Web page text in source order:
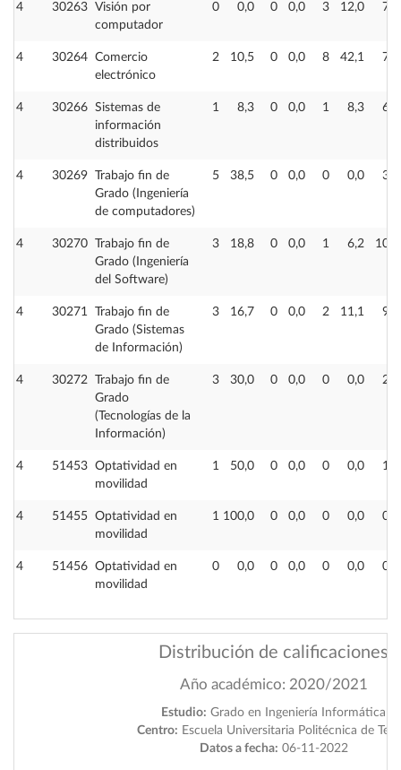
4 30263 Visión por
computador
0 0,0 0 0,0 3 12,0 7
4 30264 Comercio
electrónico
2 10,5 0 0,0 8 42,1 7
4 30266 Sistemas de
información
distribuidos
1 8,3 0 0,0 1 8,3 6
4 30269
Trabajo fin de
Grado (Ingeniería
de computadores)
5 38,5 0 0,0 0 0,0 3
4 30270
Trabajo fin de
Grado (Ingeniería
del Software)
3 18,8 0 0,0 1 6,2 10
4 30271
Trabajo fin de
Grado (Sistemas
de Información)
3 16,7 0 0,0 2 11,1 9
4 30272
Trabajo fin de
Grado
(Tecnologías de la
Información)
3 30,0 0 0,0 0 0,0 2
4 51453 Optatividad en
movilidad
1 50,0 0 0,0 0 0,0 1
4 51455 Optatividad en
movilidad
1 100,0 0 0,0 0 0,0 0
4 51456 Optatividad en
movilidad
0 0,0 0 0,0 0 0,0 0
Distribución de calificaciones
Año académico: 2020/2021
Estudio: Grado en Ingeniería Informática
Centro: Escuela Universitaria Politécnica de
Datos a fecha: 06-11-2022